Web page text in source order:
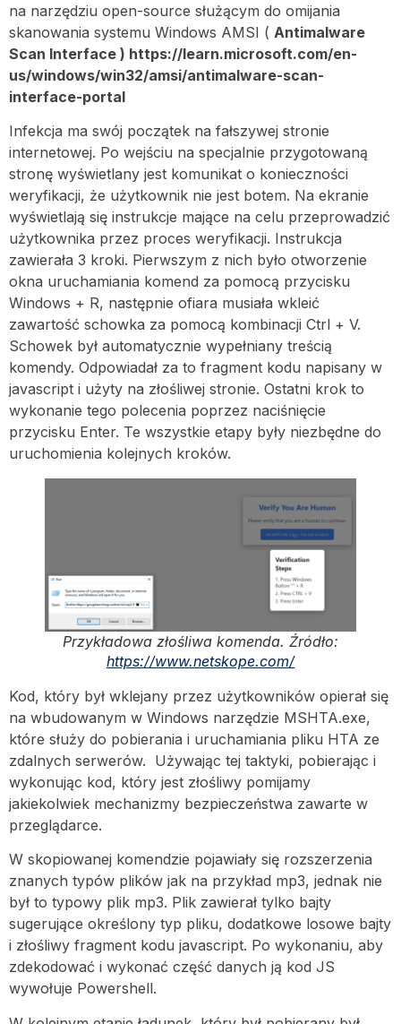
na narzędziu open-source służącym do omijania
skanowania systemu Windows AMSI ( Antimalware
Scan Interface ) https://learn.microsoft.com/en-
us/windows/win32/amsi/antimalware-scan-
interface-portal
Infekcja ma swój początek na fałszywej stronie
internetowej. Po wejściu na specjalnie przygotowaną
stronę wyświetlany jest komunikat o konieczności
weryfikacji, że użytkownik nie jest botem. Na ekranie
wyświetlają się instrukcje mające na celu przeprowadzić
użytkownika przez proces weryfikacji. Instrukcja
zawierała 3 kroki. Pierwszym z nich było otworzenie
okna uruchamiania komend za pomocą przycisku
Windows + R, następnie ofiara musiała wkleić
zawartość schowka za pomocą kombinacji Ctrl + V.
Schowek był automatycznie wypełniany treścią
komendy. Odpowiadał za to fragment kodu napisany w
javascript i użyty na złośliwej stronie. Ostatni krok to
wykonanie tego polecenia poprzez naciśnięcie
przycisku Enter. Te wszystkie etapy były niezbędne do
uruchomienia kolejnych kroków.
Przykładowa złośliwa komenda. Źródło:
https://www.netskope.com/
Kod, który był wklejany przez użytkowników opierał się
na wbudowanym w Windows narzędzie MSHTA.exe,
które służy do pobierania i uruchamiania pliku HTA ze
zdalnych serwerów. Używając tej taktyki, pobierając i
wykonując kod, który jest złośliwy pomijamy
jakiekolwiek mechanizmy bezpieczeństwa zawarte w
przeglądarce.
W skopiowanej komendzie pojawiały się rozszerzenia
znanych typów plików jak na przykład mp3, jednak nie
był to typowy plik mp3. Plik zawierał tylko bajty
sugerujące określony typ pliku, dodatkowe losowe bajty
i złośliwy fragment kodu javascript. Po wykonaniu, aby
zdekodować i wykonać część danych ją kod JS
wywołuje Powershell.